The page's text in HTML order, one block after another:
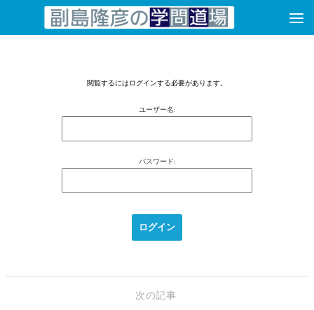
コンテンツへスキップ
閲覧するにはログインする必要があります。
ユーザー名:
パスワード:
次の記事